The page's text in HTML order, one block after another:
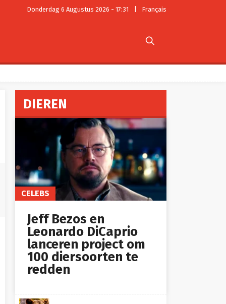
Donderdag 6 Augustus 2026 - 17:31 Français

DIEREN
CELEBS
Jeff Bezos en
Leonardo DiCaprio
lanceren project om
100 diersoorten te
redden